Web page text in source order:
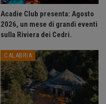
Acadie Club presenta: Agosto
2026, un mese di grandi eventi
sulla Riviera dei Cedri.
CALABRIA